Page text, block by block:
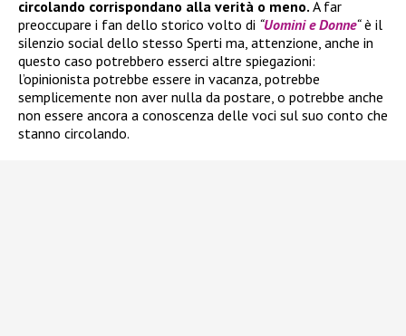
circolando corrispondano alla verità o meno. A far
preoccupare i fan dello storico volto di “Uomini e Donne“è il
silenzio social dello stesso Sperti ma, attenzione, anche in
questo caso potrebbero esserci altre spiegazioni:
l’opinionista potrebbe essere in vacanza, potrebbe
semplicemente non aver nulla da postare, o potrebbe anche
non essere ancora a conoscenza delle voci sul suo conto che
stanno circolando.